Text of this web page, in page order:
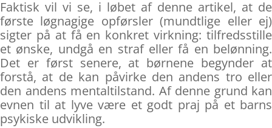
Faktisk vil vi se, i løbet af denne artikel, at de
første løgnagige opførsler (mundtlige eller ej)
sigter på at få en konkret virkning: tilfredsstille
et ønske, undgå en straf eller få en belønning.
Det er først senere, at børnene begynder at
forstå, at de kan påvirke den andens tro eller
den andens mentaltilstand. Af denne grund kan
evnen til at lyve være et godt praj på et barns
psykiske udvikling.